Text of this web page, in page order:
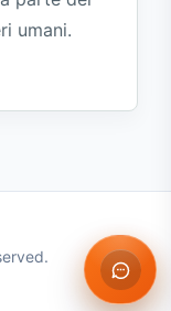
umani.